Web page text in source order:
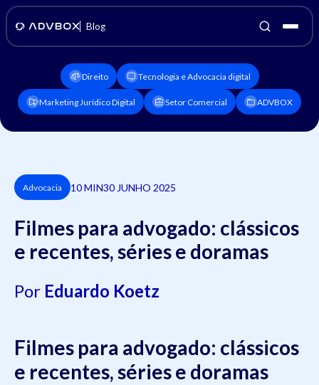
Blog
Direito Tecnologia e Advocacia digital
Marketing Jurídico Digital Setor Comercial ADVBOX
Advocacia 10 MIN30 JUNHO 2025
Filmes para advogado: clássicos
e recentes, séries e doramas
Por Eduardo Koetz
Filmes para advogado: clássicos
e recentes, séries e doramas